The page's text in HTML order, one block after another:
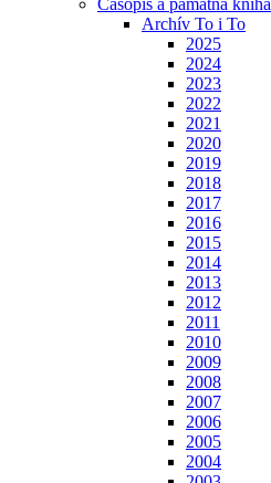
Časopis a pamätná kniha
Archív To i To
2025
2024
2023
2022
2021
2020
2019
2018
2017
2016
2015
2014
2013
2012
2011
2010
2009
2008
2007
2006
2005
2004